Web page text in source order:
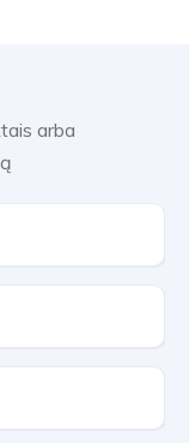
arba